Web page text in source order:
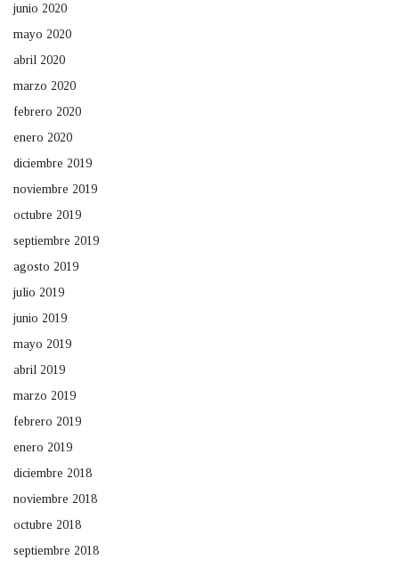
junio 2020
mayo 2020
abril 2020
marzo 2020
febrero 2020
enero 2020
diciembre 2019
noviembre 2019
octubre 2019
septiembre 2019
agosto 2019
julio 2019
junio 2019
mayo 2019
abril 2019
marzo 2019
febrero 2019
enero 2019
diciembre 2018
noviembre 2018
octubre 2018
septiembre 2018